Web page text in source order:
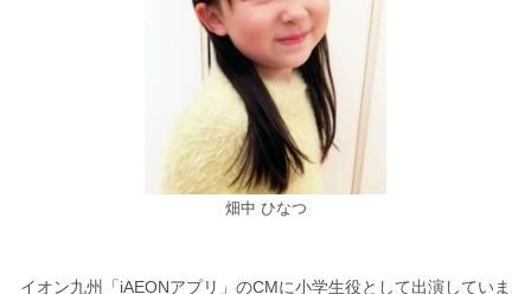
畑中 ひなつ
イオン九州「iAEONアプリ」のCMに小学生役として出演していま